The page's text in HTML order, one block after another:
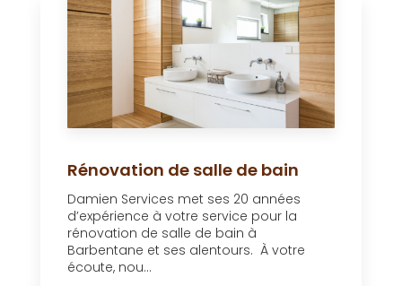
Rénovation de salle de bain
Damien Services met ses 20 années
d’expérience à votre service pour la
rénovation de salle de bain à
Barbentane et ses alentours. À votre
écoute, nou...